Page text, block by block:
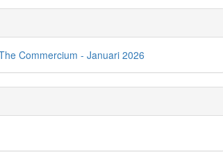
Commercium - Januari 2026